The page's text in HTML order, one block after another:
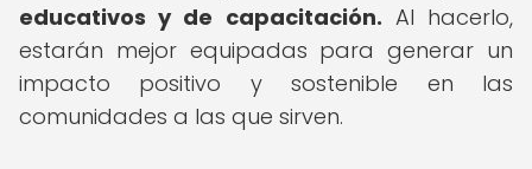
educativos y de capacitación. Al hacerlo,
estarán mejor equipadas para generar un
impacto positivo y sostenible en las
comunidades a las que sirven.